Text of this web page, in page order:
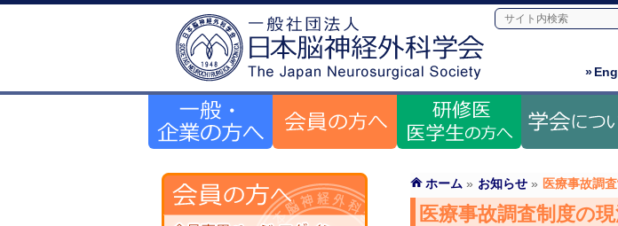
»
ホーム » お知らせ » 医療事故調
医療事故調査制度の